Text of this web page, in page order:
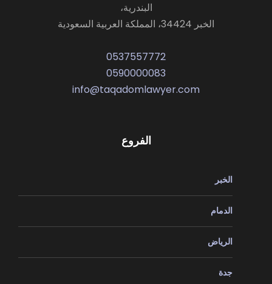
البندرية،
الخبر 34424، المملكة العربية السعودية
0537557772
0590000083
info@taqadomlawyer.com
الفروع
الخبر
الدمام
الرياض
جدة